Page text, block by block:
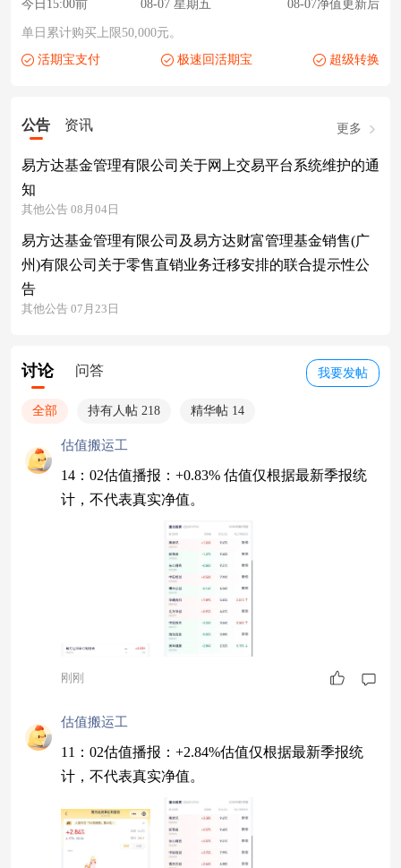
今日15:00前 08-07 星期五 08-07净值更新后
单日累计购买上限50,000元。
活期宝支付
极速回活期宝 超级转换
公告 资讯 更多
易方达基金管理有限公司关于网上交易平台系统维护的通
知
其他公告 08月04日
易方达基金管理有限公司及易方达财富管理基金销售(广
州)有限公司关于零售直销业务迁移安排的联合提示性公
告
其他公告 07月23日
我要发帖
讨论 问答
全部 持有人帖 218 精华帖 14
估值搬运工
14：02估值播报：+0.83% 估值仅根据最新季报统
计，不代表真实净值。
刚刚
估值搬运工
11：02估值播报：+2.84%估值仅根据最新季报统
计，不代表真实净值。